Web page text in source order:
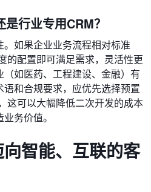
行业专用CRM？
如果企业业务流程相对标准
的配置即可满足需求，灵活性更
如医药、工程建设、金融）有
和合规要求，应优先选择预置
这可以大幅降低二次开发的成本
务价值。
智能、互联的客